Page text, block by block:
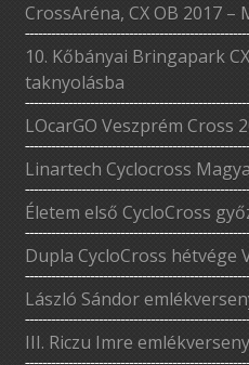
CrossAréna, CX OB 2017 –
10. Kőbányai Bringapark
taknyolásba
LOcarGO Veszprém Cross
Linartech Cyclocross
Életem első CycloCross
Dupla CycloCross hétvége
László Sándor
III. Riczu Imre